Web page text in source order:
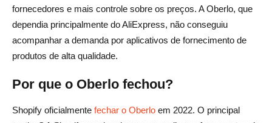
fornecedores e mais controle sobre os preços. A Oberlo, que
dependia principalmente do AliExpress, não conseguiu
acompanhar a demanda por aplicativos de fornecimento de
produtos de alta qualidade.
Por que o Oberlo fechou?
Shopify oficialmente fechar o Oberlo em 2022. O principal